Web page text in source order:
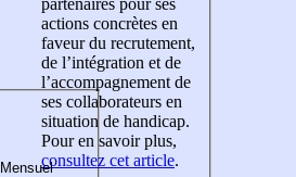
actions concrètes en
faveur du recrutement,
de l’intégration et de
l’accompagnement de
ses collaborateurs en
situation de handicap.
Pour en savoir plus,
consultez cet article.